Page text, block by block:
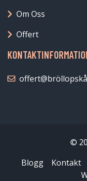
Om Oss
Offert
©
Blogg
Kontakt